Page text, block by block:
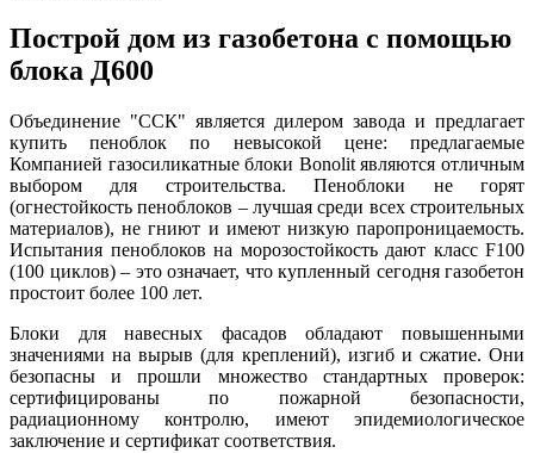
Построй дом из газобетона с помощью
блока Д600
Объединение "ССК" является дилером завода и предлагает
купить пеноблок по невысокой цене: предлагаемые
Компанией газосиликатные блоки Bonolit являются отличным
выбором для строительства. Пеноблоки не горят
(огнестойкость пеноблоков – лучшая среди всех строительных
материалов), не гниют и имеют низкую паропроницаемость.
Испытания пеноблоков на морозостойкость дают класс F100
(100 циклов) – это означает, что купленный сегодня газобетон
простоит более 100 лет.
Блоки для навесных фасадов обладают повышенными
значениями на вырыв (для креплений), изгиб и сжатие. Они
безопасны и прошли множество стандартных проверок:
сертифицированы по пожарной безопасности,
радиационному контролю, имеют эпидемиологическое
заключение и сертификат соответствия.